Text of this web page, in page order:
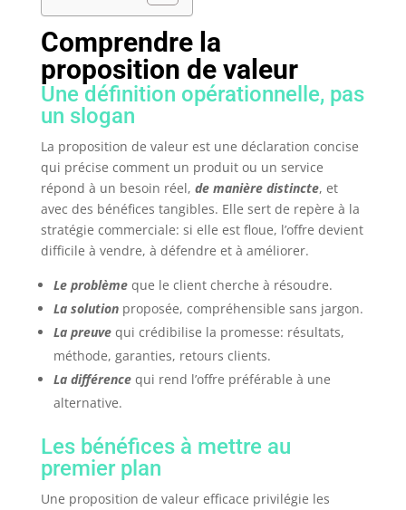
Comprendre la
proposition de valeur
Une définition opérationnelle, pas
un slogan
La proposition de valeur est une déclaration concise
qui précise comment un produit ou un service
répond à un besoin réel, de manière distincte, et
avec des bénéfices tangibles. Elle sert de repère à la
stratégie commerciale: si elle est floue, l’offre devient
difficile à vendre, à défendre et à améliorer.
Le problèmeque le client cherche à résoudre.
La solutionproposée, compréhensible sans jargon.
La preuvequi crédibilise la promesse: résultats,
méthode, garanties, retours clients.
La différencequi rend l’offre préférable à une
alternative.
Les bénéfices à mettre au
premier plan
Une proposition de valeur efficace privilégie les